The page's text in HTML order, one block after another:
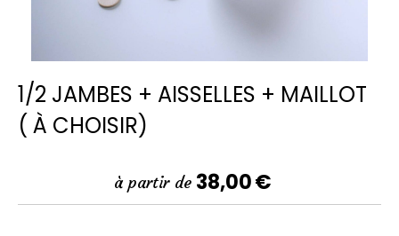
1/2 JAMBES + AISSELLES + MAILLOT
( À CHOISIR)
à partir de 38,00€